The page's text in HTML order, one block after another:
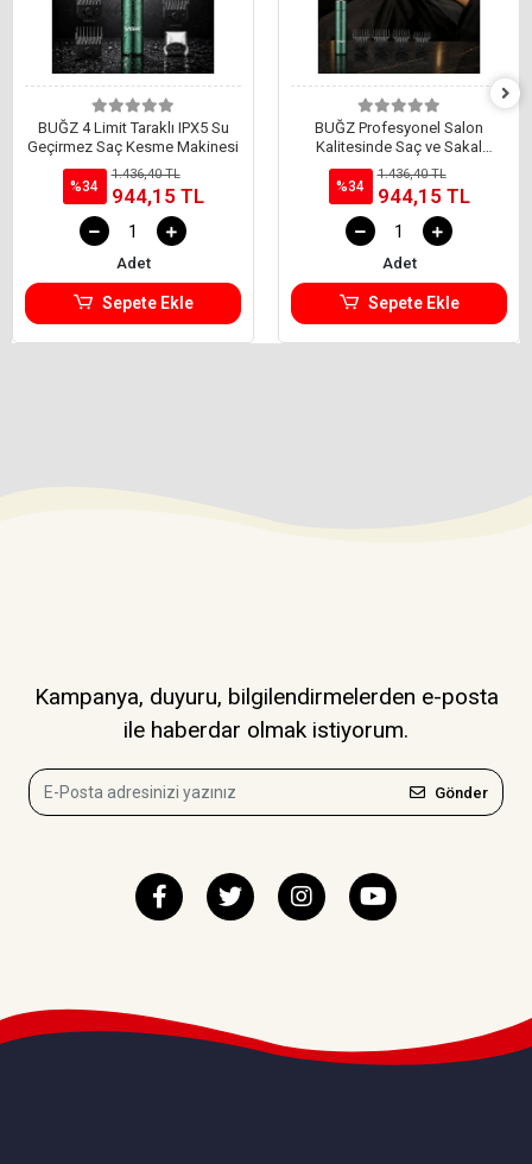
BUĞZ 4 Limit Taraklı IPX5 Su
Geçirmez Saç Kesme Makinesi
%34
1.436,40 TL
944,15 TL
Adet
Sepete Ekle
BUĞZ Profesyonel Salon
Kalitesinde Saç ve Sakal
Kesme Makinesi
%34
1.436,40 TL
944,15 TL
Adet
Sepete Ekle
Kampanya, duyuru, bilgilendirmelerden e-posta
ile haberdar olmak istiyorum.
Gönder